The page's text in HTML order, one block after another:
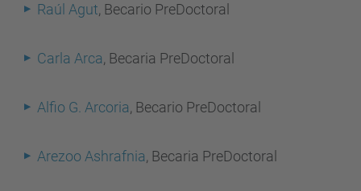
Raúl Agut, Becario PreDoctoral
Carla Arca, Becaria PreDoctoral
Alfio G. Arcoria, Becario PreDoctoral
Arezoo Ashrafnia, Becaria PreDoctoral